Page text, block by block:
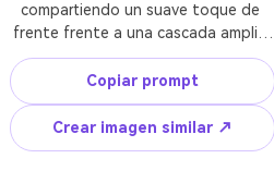
compartiendo un suave toque de
frente frente a una cascada amplia
de cortina, cabello al viento,
chaquetas impermeables de tonos
neutros, gotas en las pestañas,
bokeh cremoso, ambiente emocional
e íntimo, luz diffusa nublada con
Copiar prompt
Crear imagen similar ↗